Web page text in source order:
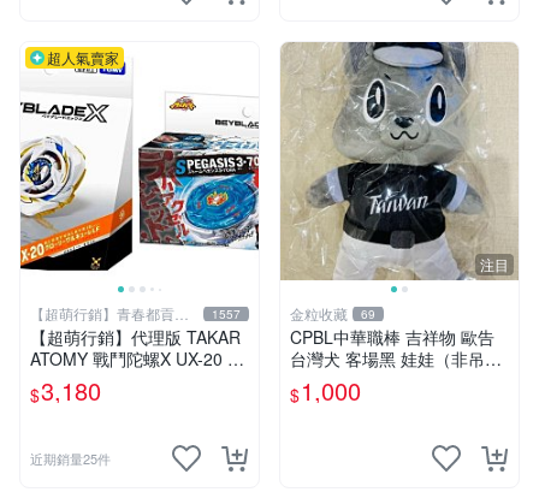
超人氣賣家
【超萌行銷】青春都貢獻
給玩具了
1557
【超萌行銷】代理版 TAKAR
ATOMY 戰鬥陀螺X UX-20 榮
耀女武神 LF & BX-00 暴風天
馬3-70RA 附發射器 兩款合售
$3,180
近期銷量25件
注目
金粒收藏 69
CPBL中華職棒 吉祥物 歐告
台灣犬 客場黑 娃娃（非吊
飾）
$1,000